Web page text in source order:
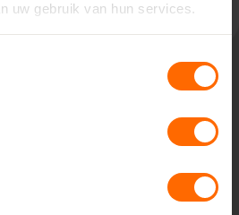
uw gebruik van hun services.
in Heerenveen en Meppel
van hoge kwaliteit tegen een